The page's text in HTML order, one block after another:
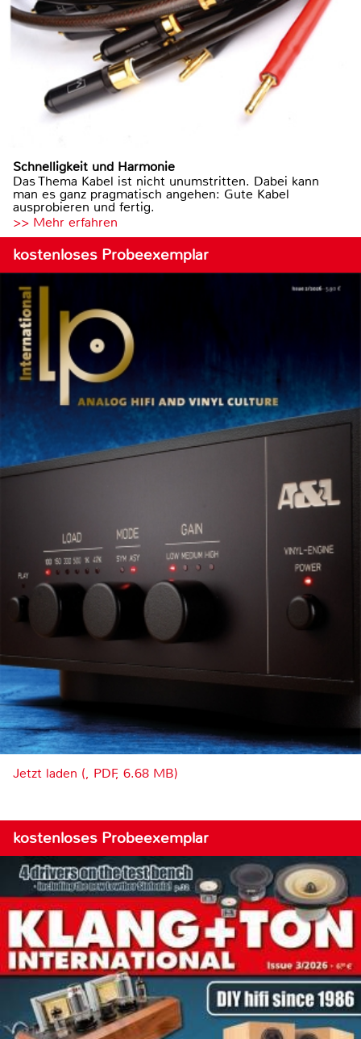
Schnelligkeit und Harmonie
Das Thema Kabel ist nicht unumstritten. Dabei kann
man es ganz pragmatisch angehen: Gute Kabel
ausprobieren und fertig.
>> Mehr erfahren
kostenloses Probeexemplar
Jetzt laden (, PDF, 6.68 MB)
kostenloses Probeexemplar